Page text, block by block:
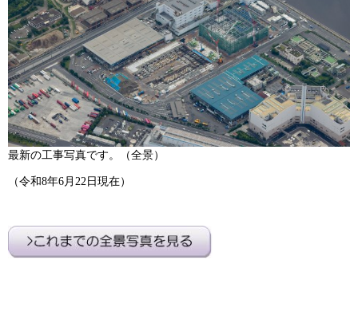
最新の工事写真です。（全景）
（令和8年6月22日現在）